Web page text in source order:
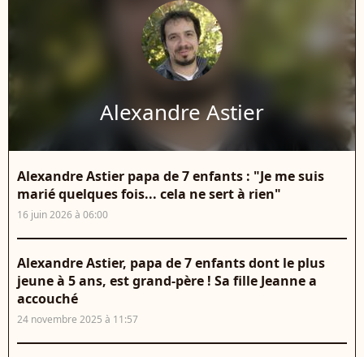
Alexandre Astier
Alexandre Astier papa de 7 enfants : "Je me suis
marié quelques fois... cela ne sert à rien"
16 juin 2026 à 06:00
Alexandre Astier, papa de 7 enfants dont le plus
jeune à 5 ans, est grand-père ! Sa fille Jeanne a
accouché
24 novembre 2025 à 11:57